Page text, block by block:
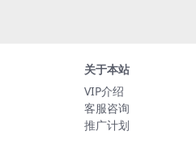
关于本站
VIP介绍
客服咨询
推广计划